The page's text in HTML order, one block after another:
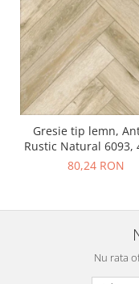
Gresie tip lemn,
Rustic Natural 6093,
cm, portelanata, bej,
80,24 RON
Nu rata